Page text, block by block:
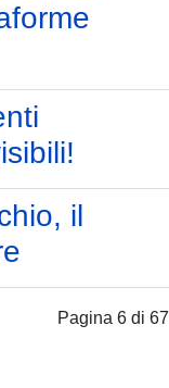
il
Pagina 6 di 67